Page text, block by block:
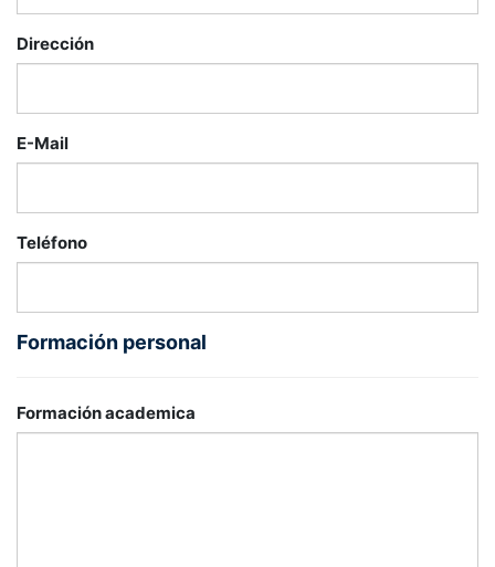
Dirección
E-Mail
Teléfono
Formación personal
Formación academica